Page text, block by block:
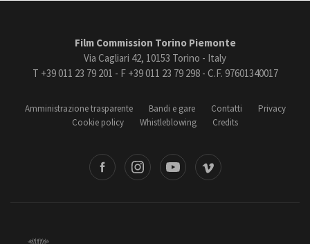
Film Commission Torino Piemonte
Via Cagliari 42, 10153 Torino - Italy
T +39 011 23 79 201 - F +39 011 23 79 298 - C.F. 97601340017
Amministrazione trasparente Bandi e gare Contatti
Privacy
Cookie policy
Whistleblowing Credits
Vimeo